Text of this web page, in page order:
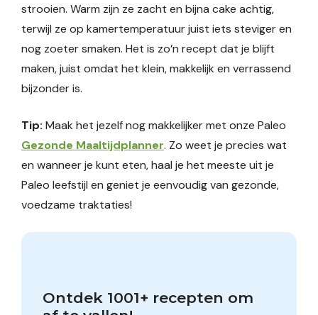
strooien. Warm zijn ze zacht en bijna cake achtig,
terwijl ze op kamertemperatuur juist iets steviger en
nog zoeter smaken. Het is zo’n recept dat je blijft
maken, juist omdat het klein, makkelijk en verrassend
bijzonder is.
Tip: Maak het jezelf nog makkelijker met onze Paleo
Gezonde Maaltijdplanner. Zo weet je precies wat
en wanneer je kunt eten, haal je het meeste uit je
Paleo leefstijl en geniet je eenvoudig van gezonde,
voedzame traktaties!
Ontdek 1001+ recepten om